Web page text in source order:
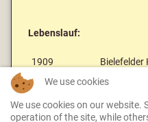
Lebenslauf:
1909
Bielefelder
1957
verkauft an
1989
an
(MME)
We use cookies
We use cookies on our website.
operation of the site, while